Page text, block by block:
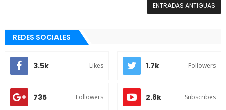
ENTRADAS ANTIGUAS
REDES SOCIALES
3.5k Likes 1.7k Followers
735 Followers 2.8k Subscribes